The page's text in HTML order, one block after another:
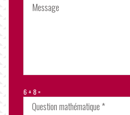
6 + 8 =